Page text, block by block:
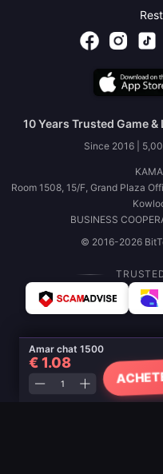
Amar chat 1500
€ 1.08
10 Years Trusted Game
Since 2016 |
Room 1508, 15/F, Grand Plaza
BUSINESS
© 2016-2026